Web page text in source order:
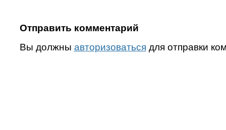
Отправить комментарий
Вы должны авторизоваться для отправки